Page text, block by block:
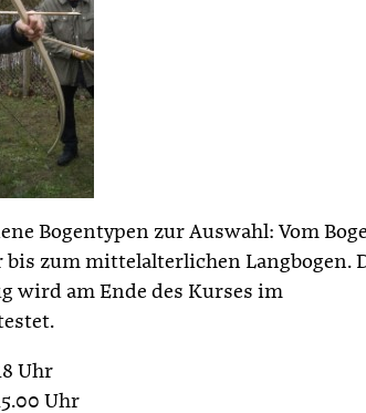
Bogentypen zur Auswahl: Vom
bis zum mittelalterlichen Langbogen.
wird am Ende des Kurses im
Uhr
Uhr